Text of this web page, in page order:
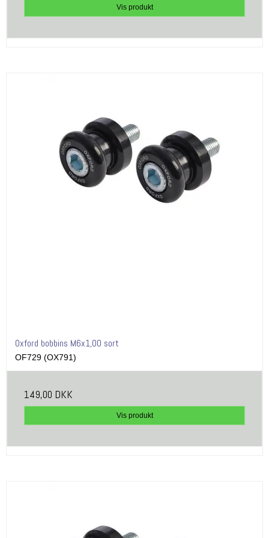
Vis produkt
Oxford bobbins M6x1,00 sort
OF729 (OX791)
149,00 DKK
Vis produkt